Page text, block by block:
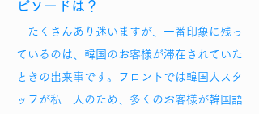
ピソードは？
たくさんあり迷いますが、一番印象に残っ
ているのは、韓国のお客様が滞在されていた
ときの出来事です。フロントでは韓国人スタ
ッフが私一人のため、多くのお客様が韓国語